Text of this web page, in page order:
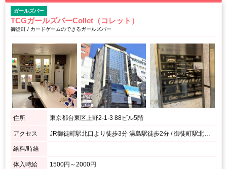
ガールズバー
TCGガールズバーCollet（コレット）
御徒町 / カードゲームのできるガールズバー
住所 東京都台東区上野2-1-3 88ビル5階
アクセス JR御徒町駅北口より徒歩3分 湯島駅徒歩2分 / 御徒町駅北口の改札を左に曲がり、真っ直ぐ行くと交差点がございます。セブンイレブンを通り過ぎ、まねきねこさんの隣のビルです。
給料/時給
体入時給 1500円～2000円